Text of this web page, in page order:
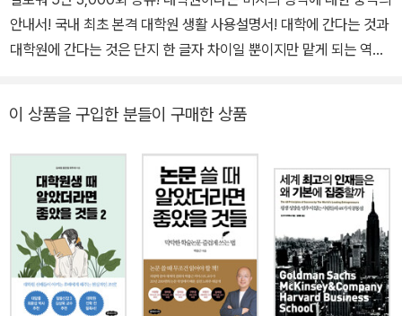
안내서! 국내 최초 본격 대학원 생활 사용설명서! 대학에 간다는 것과
대학원에 간다는 것은 단지 한 글자 차이일 뿐이지만 맡게 되는 역할,
상과 피상적 정보만 갖고 진학했다가 큰 어려움에 빠지곤 한다. 한국
에서는 더더욱 그렇다. 이 책은 실제 시행착오를 겪었던 저자들이 대
학원이라는 미지의 영역에 대한 궁극의 안내서이다. 다양한 연구 경
험을 지닌 세 명의 선배 연구자가 자신의 대학원 생활과 연구 경험을
바탕으로 ‘대학원생 때 알았더라면 좋았을 것들’을 각자의 시각에서
풀어내고 있기 때문이다. 과연 대학원이라는 곳이 어떤 곳이고, 진학
해야 할지는 어떻게 결정해야 하고, 지도 교수는 어떻게 정해야 하고,
연구라는 것은 무엇이고, 논문은 어떻게 써야 하고, 박사학위를 취득
이 상품을 구입한 분들이 구매한 상품